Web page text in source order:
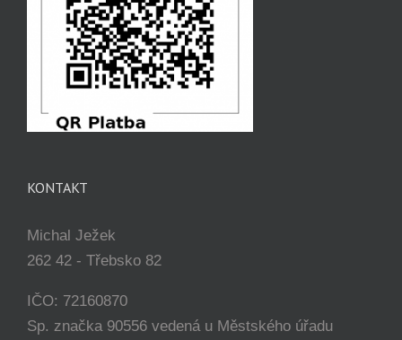
KONTAKT
Michal Ježek
262 42 - Třebsko 82
IČO: 72160870
Sp. značka 90556 vedená u Městského úřadu